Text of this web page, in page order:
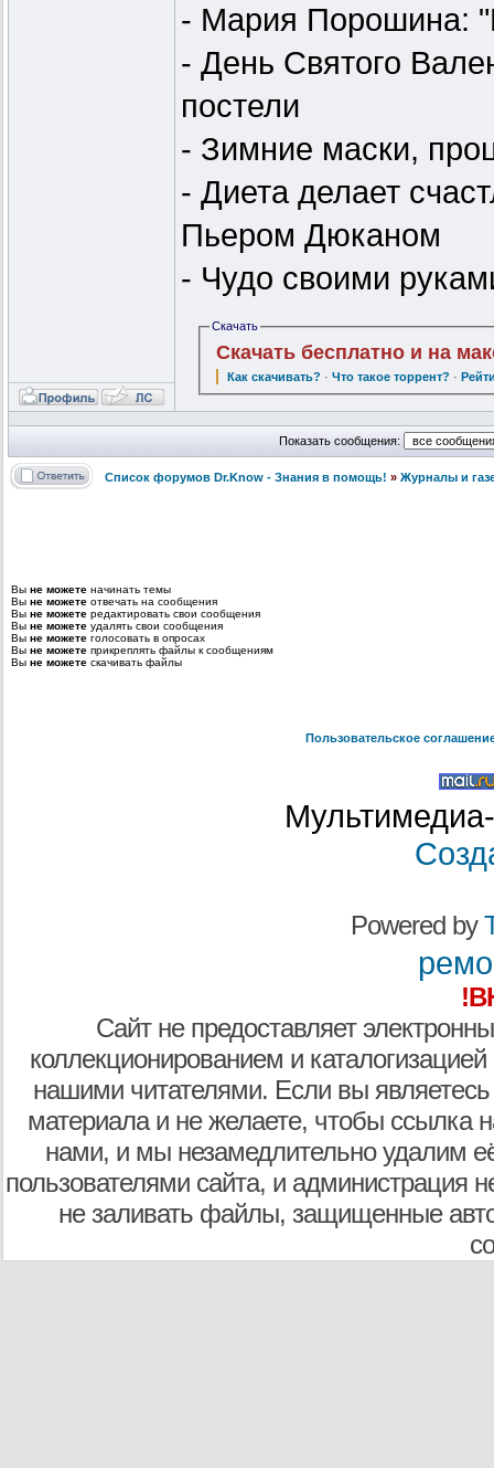
- Мария Порошина:
- День Святого
постели
- Зимние маски,
- Диета делает
Пьером Дюканом
- Чудо своими
Скачать
Скачать бесплатно и на
Как скачивать? ·Что такое торрент? ·
Показать сообщения:
Список форумов Dr.Know - Знания в помощь! » Журналы и
Вы не можете начинать темы
Вы не можете отвечать на сообщения
Вы не можете редактировать свои сообщения
Вы не можете удалять свои сообщения
Вы не можете голосовать в опросах
Вы не можете прикреплять файлы к сообщениям
Вы не можете скачивать файлы
Пользовательское
Powered by
Сайт не предоставляет
коллекционированием и
нашими читателями. Если вы являетесь
материала и не желаете, чтобы ссылка
нами, и мы незамедлительно удалим
пользователями сайта, и администрация
не заливать файлы, защищенные